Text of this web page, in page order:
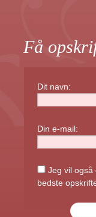
Få
Dit navn:
Din e-mail:
Jeg vil også
bedste